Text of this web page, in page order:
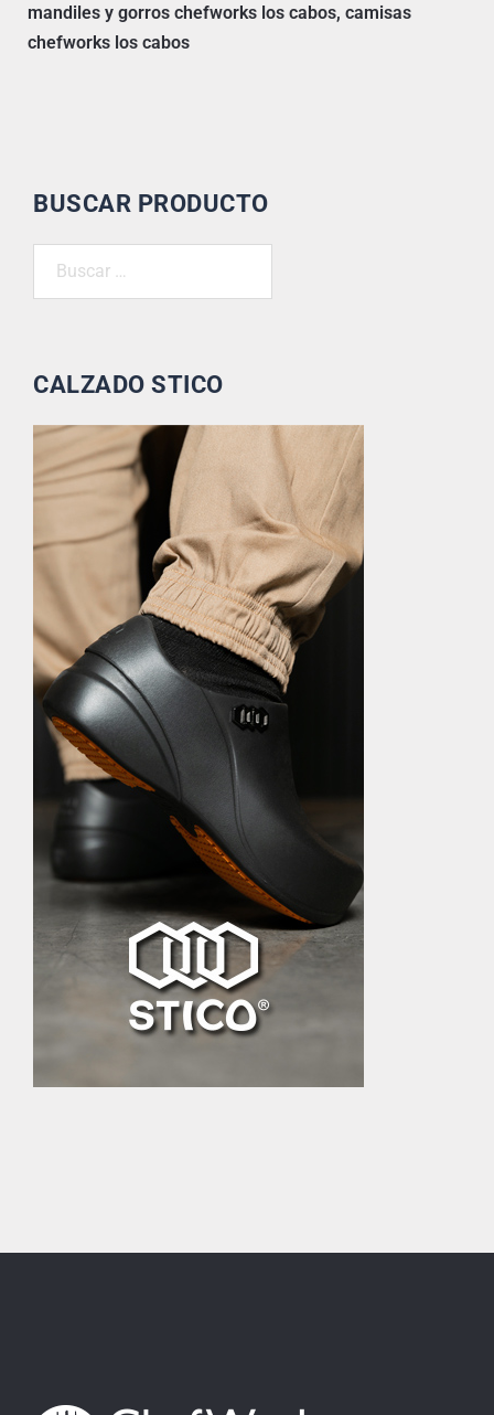
mandiles y gorros chefworks los cabos, camisas
chefworks los cabos
BUSCAR PRODUCTO
CALZADO STICO